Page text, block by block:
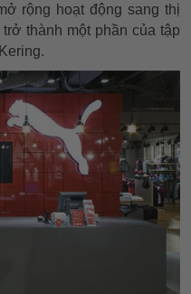
rộng hoạt động sang thị
thành một phần của tập